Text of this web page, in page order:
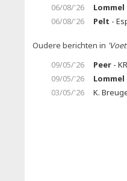
06/08/'26
Lommel
06/08/'26
Pelt -
Oudere berichten in
09/05/'26
Peer -
09/05/'26
Lommel
03/05/'26
K.